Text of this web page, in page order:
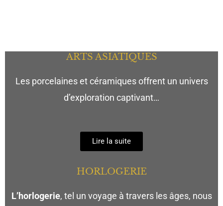
ARTS ASIATIQUES
Les porcelaines et céramiques offrent un univers
d’exploration captivant…
Lire la suite
HORLOGERIE
L’horlogerie, tel un voyage à travers les âges, nous